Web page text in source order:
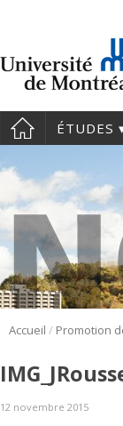
ÉTUDES
Accueil / Promotion
12 novembre 2015